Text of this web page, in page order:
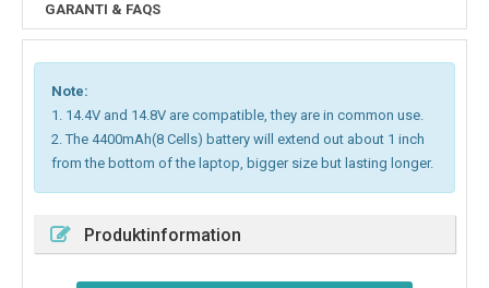
GARANTI & FAQS
Note:
1. 14.4V and 14.8V are compatible, they are in common use.
2. The 4400mAh(8 Cells) battery will extend out about 1 inch
from the bottom of the laptop, bigger size but lasting longer.
Produktinformation